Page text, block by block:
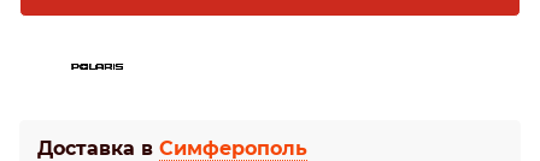
Доставка в Симферополь